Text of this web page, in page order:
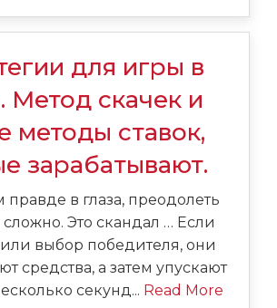
для игры в
Метод скачек и
методы ставок,
зарабатывают.
в глаза, преодолеть
Это скандал … Если
выбор победителя, они
средства, а затем упускают
секунд... Read More